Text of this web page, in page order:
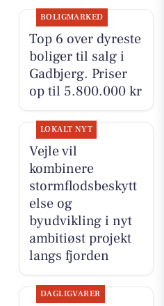
BOLIGMARKED
Top 6 over dyreste
boliger til salg i
Gadbjerg. Priser
op til 5.800.000 kr
LOKALT NYT
Vejle vil
kombinere
stormflodsbeskytt
else og
byudvikling i nyt
ambitiøst projekt
langs fjorden
DAGLIGVARER